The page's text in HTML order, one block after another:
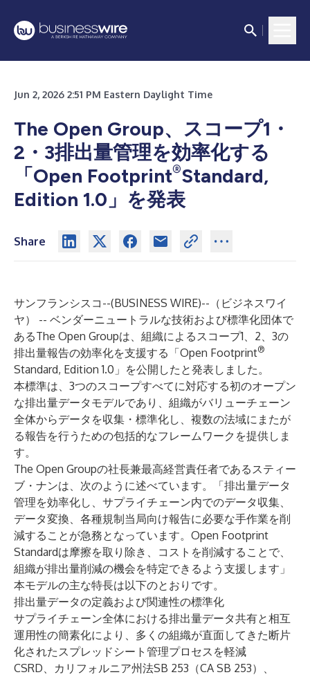
Jun 2, 2026 2:51 PM Eastern Daylight Time
The Open Group、スコープ1・
2・3排出量管理を効率化する
「Open Footprint®Standard,
Edition 1.0」を発表
Share
サンフランシスコ--(BUSINESS WIRE)-- （ビジネスワイ
ヤ） -- ベンダーニュートラルな技術および標準化団体で
あるThe Open Groupは、組織によるスコープ1、2、3の
排出量報告の効率化を支援する「Open Footprint®
Standard, Edition 1.0」を公開したと発表しました。
本標準は、3つのスコープすべてに対応する初のオープン
な排出量データモデルであり、組織がバリューチェーン
全体からデータを収集・標準化し、複数の法域にまたが
る報告を行うための包括的なフレームワークを提供しま
す。
The Open Groupの社長兼最高経営責任者であるスティー
ブ・ナンは、次のように述べています。「排出量データ
管理を効率化し、サプライチェーン内でのデータ収集、
データ変換、各種規制当局向け報告に必要な手作業を削
減することが急務となっています。Open Footprint
Standardは摩擦を取り除き、コストを削減することで、
組織が排出量削減の機会を特定できるよう支援します」
本モデルの主な特長は以下のとおりです。
排出量データの定義および関連性の標準化
サプライチェーン全体における排出量データ共有と相互
運用性の簡素化により、多くの組織が直面してきた断片
化されたスプレッドシート管理プロセスを軽減
CSRD、カリフォルニア州法SB 253（CA SB 253）、